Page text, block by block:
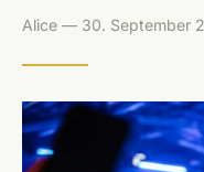
Alice — 30. September